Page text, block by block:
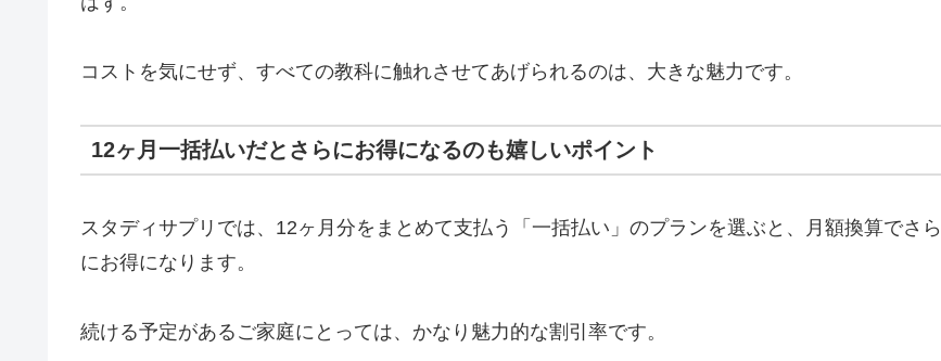
コストを気にせず、すべての教科に触れさせてあげられるのは、大きな魅力です。
12ヶ月一括払いだとさらにお得になるのも嬉しいポイント
スタディサプリでは、12ヶ月分をまとめて支払う「一括払い」のプランを選ぶと、月額換算でさら
にお得になります。
続ける予定があるご家庭にとっては、かなり魅力的な割引率です。